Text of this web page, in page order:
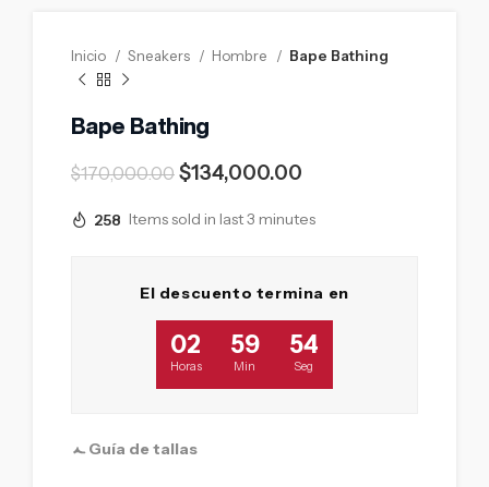
Inicio Sneakers Hombre Bape Bathing
Bape Bathing
$170,000.00 $134,000.00
258 Items sold in last 3 minutes
El descuento termina en
02
Horas
59
Min
53
Seg
Guía de tallas